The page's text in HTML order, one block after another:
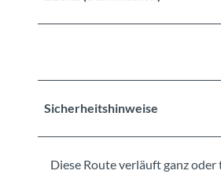
Sicherheitshinweise
Diese Route verläuft ganz